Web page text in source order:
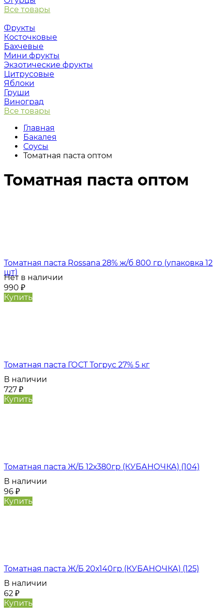
Все товары
Фрукты
Косточковые
Бахчевые
Мини фрукты
Экзотические фрукты
Цитрусовые
Яблоки
Груши
Виноград
Все товары
Главная
Бакалея
Соусы
Томатная паста оптом
Томатная паста оптом
Томатная паста Rossana 28% ж/б 800 гр (упаковка 12
шт)
Нет в наличии
990 ₽
Купить
Томатная паста ГОСТ Тогрус 27% 5 кг
В наличии
727 ₽
Купить
Томатная паста Ж/Б 12х380гр (КУБАНОЧКА) (104)
В наличии
96 ₽
Купить
Томатная паста Ж/Б 20х140гр (КУБАНОЧКА) (125)
В наличии
62 ₽
Купить